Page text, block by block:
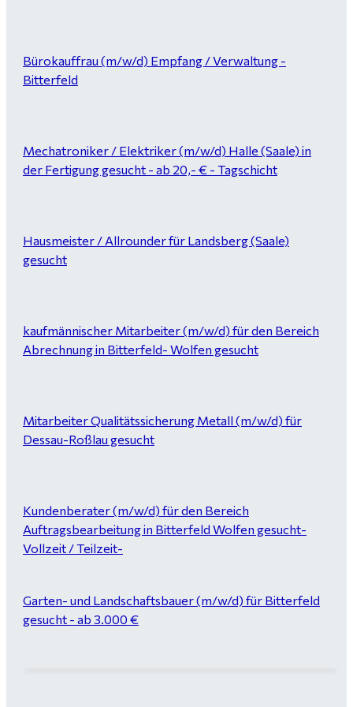
Bürokauffrau (m/w/d) Empfang / Verwaltung -
Bitterfeld
Mechatroniker / Elektriker (m/w/d) Halle (Saale) in
der Fertigung gesucht - ab 20,- € - Tagschicht
Hausmeister / Allrounder für Landsberg (Saale)
gesucht
kaufmännischer Mitarbeiter (m/w/d) für den Bereich
Abrechnung in Bitterfeld- Wolfen gesucht
Mitarbeiter Qualitätssicherung Metall (m/w/d) für
Dessau-Roßlau gesucht
Kundenberater (m/w/d) für den Bereich
Auftragsbearbeitung in Bitterfeld Wolfen gesucht-
Vollzeit / Teilzeit-
Garten- und Landschaftsbauer (m/w/d) für Bitterfeld
gesucht - ab 3.000 €